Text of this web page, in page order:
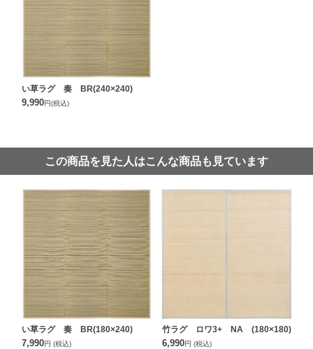
い草ラグ 奏 BR(240×240)
9,990円(税込)
この商品を見た人はこんな商品も見ています
い草ラグ 奏 BR(180×240)
7,990円 (税込)
竹ラグ ロワ3+ NA (180×180)
6,990円 (税込)